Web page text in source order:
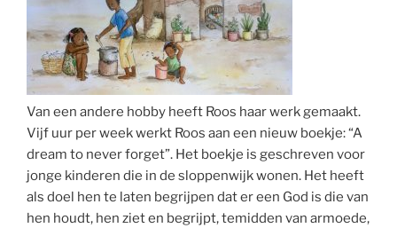
Van een andere hobby heeft Roos haar werk gemaakt.
Vijf uur per week werkt Roos aan een nieuw boekje: “A
dream to never forget”. Het boekje is geschreven voor
jonge kinderen die in de sloppenwijk wonen. Het heeft
als doel hen te laten begrijpen dat er een God is die van
hen houdt, hen ziet en begrijpt, temidden van armoede,